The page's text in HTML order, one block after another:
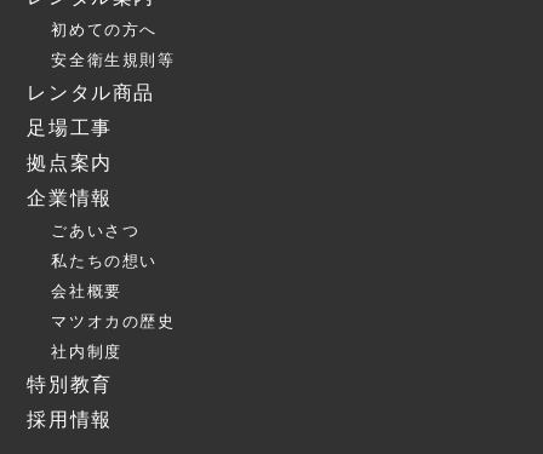
初めての方へ
安全衛生規則等
レンタル商品
足場工事
拠点案内
企業情報
ごあいさつ
私たちの想い
会社概要
マツオカの歴史
社内制度
特別教育
採用情報